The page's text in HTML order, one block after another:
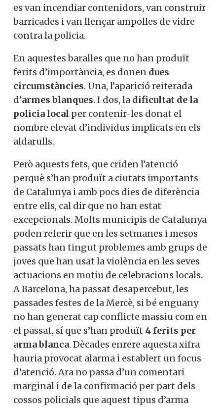
es van incendiar contenidors, van construir
barricades i van llençar ampolles de vidre
contra la policia.
En aquestes baralles que no han produït
ferits d’importància, es donen dues
circumstàncies. Una, l’aparició reiterada
d’armes blanques. I dos, la dificultat de la
policia local per contenir-les donat el
nombre elevat d’individus implicats en els
aldarulls.
Però aquests fets, que criden l’atenció
perquè s’han produït a ciutats importants
de Catalunya i amb pocs dies de diferència
entre ells, cal dir que no han estat
excepcionals. Molts municipis de Catalunya
poden referir que en les setmanes i mesos
passats han tingut problemes amb grups de
joves que han usat la violència en les seves
actuacions en motiu de celebracions locals.
A Barcelona, ha passat desapercebut, les
passades festes de la Mercè, si bé enguany
no han generat cap conflicte massiu com en
el passat, sí que s’han produït 4 ferits per
arma blanca. Dècades enrere aquesta xifra
hauria provocat alarma i establert un focus
d’atenció. Ara no passa d’un comentari
marginal i de la confirmació per part dels
cossos policials que aquest tipus d’arma